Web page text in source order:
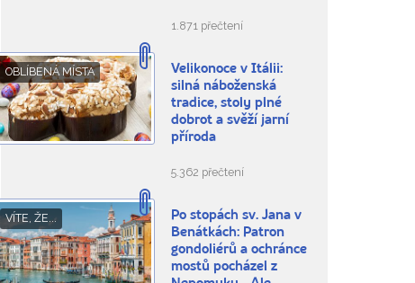
1.871 přečtení
OBLÍBENÁ MÍSTA
Velikonoce v Itálii:
silná náboženská
tradice, stoly plné
dobrot a svěží jarní
příroda
5.362 přečtení
VÍTE, ŽE...
Po stopách sv. Jana v
Benátkách: Patron
gondoliérů a ochránce
mostů pocházel z